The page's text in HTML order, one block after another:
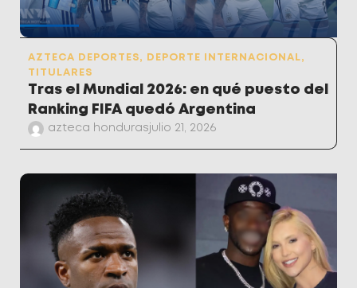
AZTECA DEPORTES, DEPORTE INTERNACIONAL,
TITULARES
Tras el Mundial 2026: en qué puesto del
Ranking FIFA quedó Argentina
azteca hondurasjulio 21, 2026